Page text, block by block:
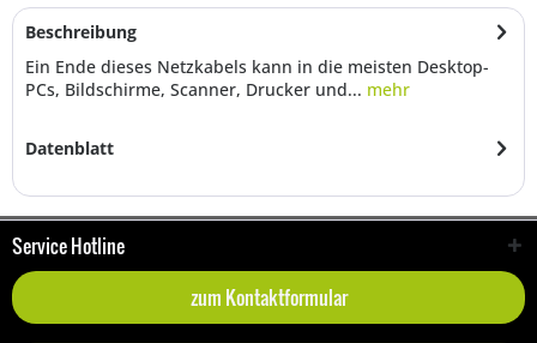
Beschreibung
Ein Ende dieses Netzkabels kann in die meisten Desktop-
PCs, Bildschirme, Scanner, Drucker und... mehr
Datenblatt
Service Hotline
zum Kontaktformular